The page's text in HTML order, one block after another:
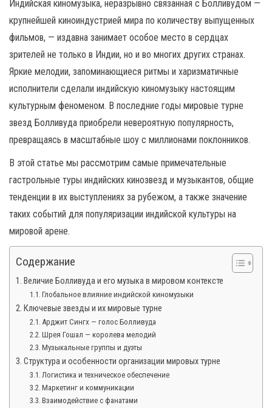
а
Индийская киномузыка, неразрывно связанная с Болливудом —
крупнейшей киноиндустрией мира по количеству выпущенных
фильмов, — издавна занимает особое место в сердцах
зрителей не только в Индии, но и во многих других странах.
Яркие мелодии, запоминающиеся ритмы и харизматичные
исполнители сделали индийскую киномузыку настоящим
культурным феноменом. В последние годы мировые турне
звезд Болливуда приобрели невероятную популярность,
превращаясь в масштабные шоу с миллионами поклонников.
В этой статье мы рассмотрим самые примечательные
гастрольные туры индийских кинозвезд и музыкантов, общие
тенденции в их выступлениях за рубежом, а также значение
таких событий для популяризации индийской культуры на
мировой арене.
Содержание
Величие Болливуда и его музыка в мировом контексте
Глобальное влияние индийской киномузыки
Ключевые звезды и их мировые турне
Арджит Сингх — голос Болливуда
Шрея Гошал — королева мелодий
Музыкальные группы и дуэты
Структура и особенности организации мировых турне
Логистика и техническое обеспечение
Маркетинг и коммуникации
Взаимодействие с фанатами